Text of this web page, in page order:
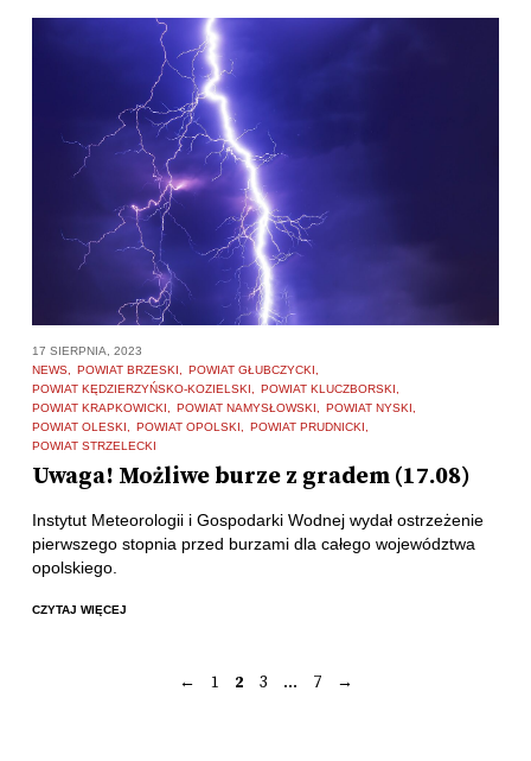
17 SIERPNIA, 2023
NEWS
POWIAT BRZESKI
POWIAT GŁUBCZYCKI
POWIAT KĘDZIERZYŃSKO-KOZIELSKI
POWIAT KLUCZBORSKI
POWIAT KRAPKOWICKI
POWIAT NAMYSŁOWSKI
POWIAT NYSKI
POWIAT OLESKI
POWIAT OPOLSKI
POWIAT PRUDNICKI
POWIAT STRZELECKI
Uwaga! Możliwe burze z gradem (17.08)
Instytut Meteorologii i Gospodarki Wodnej wydał ostrzeżenie
pierwszego stopnia przed burzami dla całego województwa
opolskiego.
CZYTAJ WIĘCEJ
Stronicowanie
← 1 2 3 … 7 →